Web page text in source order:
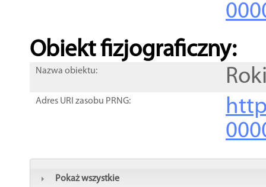
Obiekt fizjograficzny:
Nazwa obiektu:
Adres URI zasobu PRNG:
Pokaż wszystkie